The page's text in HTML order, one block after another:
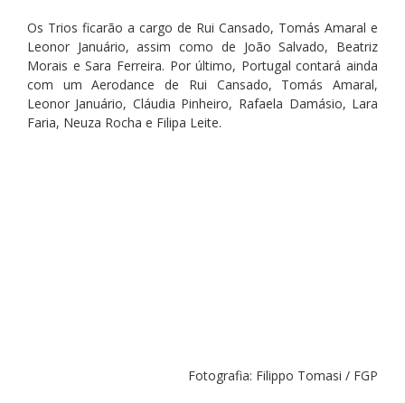
Os Trios ficarão a cargo de Rui Cansado, Tomás Amaral e
Leonor Januário, assim como de João Salvado, Beatriz
Morais e Sara Ferreira. Por último, Portugal contará ainda
com um Aerodance de Rui Cansado, Tomás Amaral,
Leonor Januário, Cláudia Pinheiro, Rafaela Damásio, Lara
Faria, Neuza Rocha e Filipa Leite.
Fotografia: Filippo Tomasi / FGP